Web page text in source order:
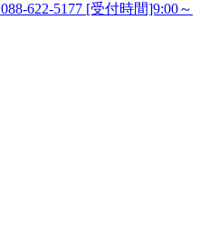
088-622-5177 [受付時間]9:00～